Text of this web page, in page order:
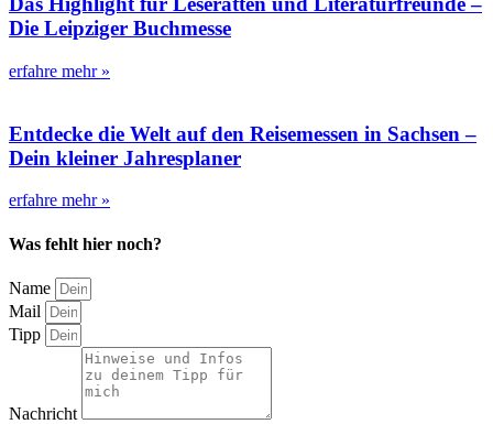
Die Leipziger Buchmesse
erfahre mehr »
Entdecke die Welt auf den Reisemessen in Sachsen –
Dein kleiner Jahresplaner
erfahre mehr »
Was fehlt hier noch?
Name
Mail
Tipp
Nachricht